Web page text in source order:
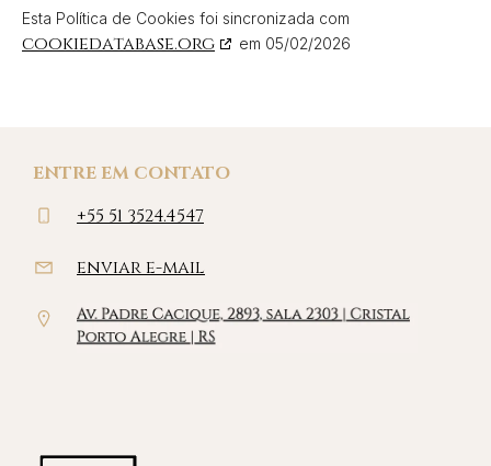
Esta Política de Cookies foi sincronizada com
cookiedatabase.org em 05/02/2026
ENTRE EM CONTATO
+55 51 3524.4547
enviar e-mail